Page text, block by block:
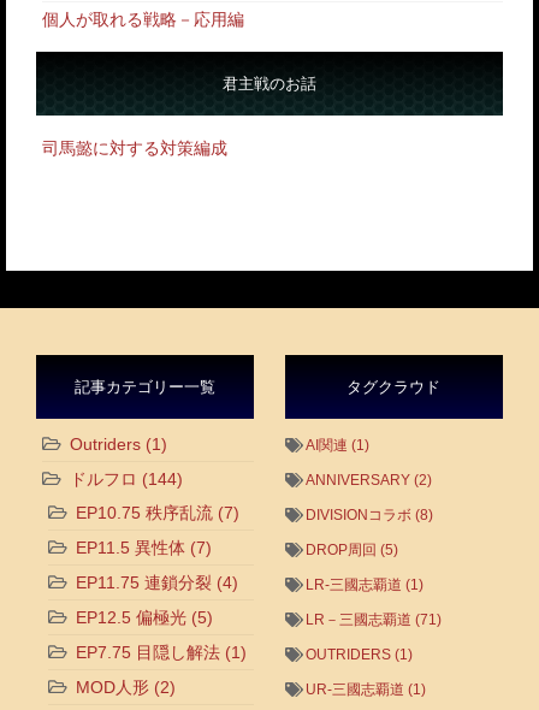
個人が取れる戦略－応用編
君主戦のお話
司馬懿に対する対策編成
記事カテゴリー一覧
Outriders (1)
ドルフロ (144)
EP10.75 秩序乱流 (7)
EP11.5 異性体 (7)
EP11.75 連鎖分裂 (4)
EP12.5 偏極光 (5)
EP7.75 目隠し解法 (1)
MOD人形 (2)
タグクラウド
AI関連 (1)
ANNIVERSARY (2)
DIVISIONコラボ (8)
DROP周回 (5)
LR-三國志覇道 (1)
LR－三國志覇道 (71)
OUTRIDERS (1)
UR-三國志覇道 (1)